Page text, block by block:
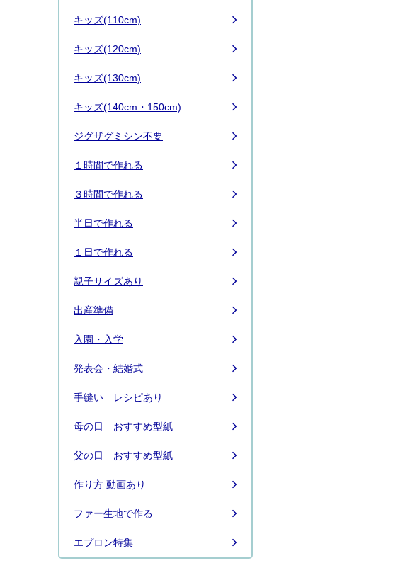
キッズ(110cm)
キッズ(120cm)
キッズ(130cm)
キッズ(140cm・150cm)
ジグザグミシン不要
１時間で作れる
３時間で作れる
半日で作れる
１日で作れる
親子サイズあり
出産準備
入園・入学
発表会・結婚式
手縫い レシピあり
母の日 おすすめ型紙
父の日 おすすめ型紙
作り方 動画あり
ファー生地で作る
エプロン特集